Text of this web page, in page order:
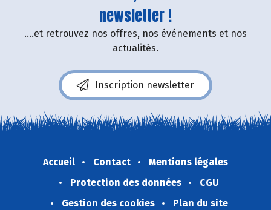
newsletter !
....et retrouvez nos offres, nos événements et nos
actualités.
Inscription newsletter
Accueil Contact
Mentions légales
Protection des données
CGU
Gestion des cookies
Plan du site